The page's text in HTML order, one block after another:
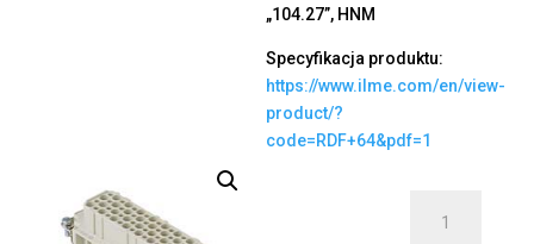
„104.27”, HNM
Specyfikacja produktu:
https://www.ilme.com/en/view-
product/?
code=RDF+64&pdf=1